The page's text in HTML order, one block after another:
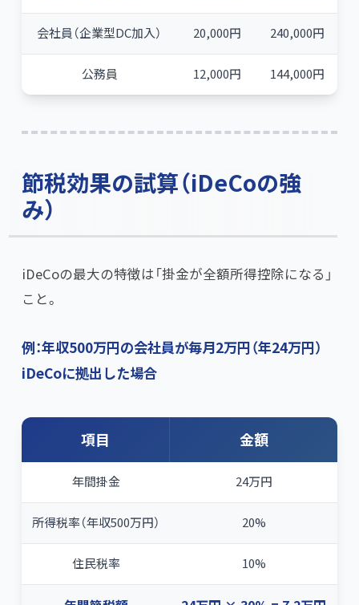
会社員（企業型DC加入） 20,000円 240,000円
公務員 12,000円 144,000円
節税効果の試算（iDeCoの強
み）
iDeCoの最大の特徴は「掛金が全額所得控除になる」
こと。
例：年収500万円の会社員が毎月2万円（年24万円）
iDeCoに拠出した場合
項目 金額
年間掛金 24万円
所得税率（年収500万円） 20%
住民税率 10%